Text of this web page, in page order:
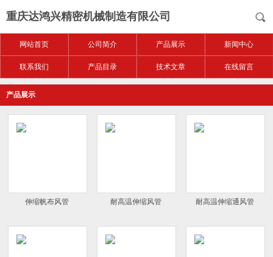
重庆达鸿兴精密机械制造有限公司
网站首页 公司简介 产品展示 新闻中心
联系我们 产品目录 技术文章 在线留言
产品展示
伸缩帆布风管 耐高温伸缩风管 耐高温伸缩通风管